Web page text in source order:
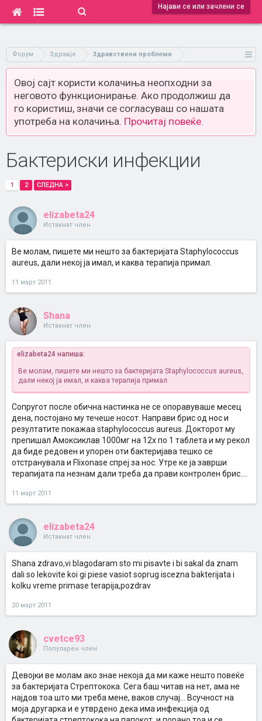
Најави се или зачлени се
Форум Здравје Здравствени проблеми
Овој сајт користи колачиња неопходни за
неговото функционирање. Ако продолжиш да
го користиш, значи се согласуваш со нашата
употреба на колачиња. Прочитај повеќе.
Бактериски инфекции
1 2 СЛЕДНА >
elizabeta24
Истакнат член
Ве молам, пишете ми нешто за бактеријата Staphylococcus
aureus, дали некој ја имал, и каква терапија примал.
11 март 2011
Shana
Истакнат член
elizabeta24 напиша:
Ве молам, пишете ми нешто за бактеријата Staphylococcus aureus,
дали некој ја имал, и каква терапија примал.
Сопругот после обична настинка не се опоравуваше месец
дена, постојано му течеше носот. Направи брис од нос и
резултатите покажаа staphylococcus aureus. Докторот му
препишал Амоксиклав 1000мг на 12х по 1 таблета и му рекол
да биде редовен и упорен оти бактеријава тешко се
отстранувала и Flixonase спреј за нос. Утре ке ја заврши
терапијата па незнам дали треба да прави контролен брис....
11 март 2011
elizabeta24
Истакнат член
Shana zdravo,vi blagodaram sto mi pisavte i bi sakal da znam
dali so lekovite koi gi piese vasiot soprug iscezna bakterijata i
kolku vreme primase terapija,pozdrav
20 март 2011
cvetce93
Популарен член
Девојки ве молам ако знае некоја да ми каже нешто повеќе
за бактеријата Стрептокока. Сега баш читав на нет, ама не
најдов тоа што ми треба мене, ваков случај... Всучност на
моја другарка и е утврдено дека има инфекција од